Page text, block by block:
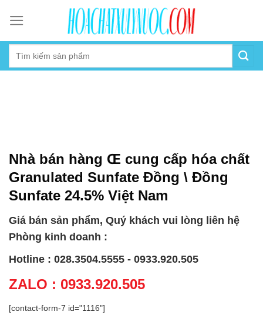
content
Nhà bán hàng Œ cung cấp hóa chất
Granulated Sunfate Đồng \ Đồng
Sunfate 24.5% Việt Nam
Giá bán sản phẩm, Quý khách vui lòng liên hệ
Phòng kinh doanh :
Hotline : 028.3504.5555 - 0933.920.505
ZALO : 0933.920.505
[contact-form-7 id="1116"]